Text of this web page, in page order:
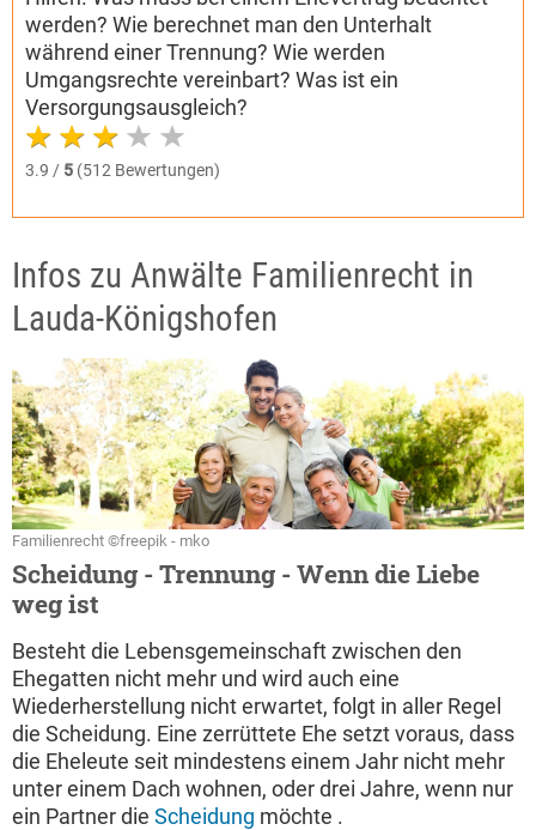
werden? Wie berechnet man den Unterhalt
während einer Trennung? Wie werden
Umgangsrechte vereinbart? Was ist ein
Versorgungsausgleich?
3.9 / 5 (512 Bewertungen)
Infos zu Anwälte Familienrecht in
Lauda-Königshofen
Familienrecht ©freepik - mko
Scheidung - Trennung - Wenn die Liebe
weg ist
Besteht die Lebensgemeinschaft zwischen den
Ehegatten nicht mehr und wird auch eine
Wiederherstellung nicht erwartet, folgt in aller Regel
die Scheidung. Eine zerrüttete Ehe setzt voraus, dass
die Eheleute seit mindestens einem Jahr nicht mehr
unter einem Dach wohnen, oder drei Jahre, wenn nur
ein Partner die Scheidung möchte .